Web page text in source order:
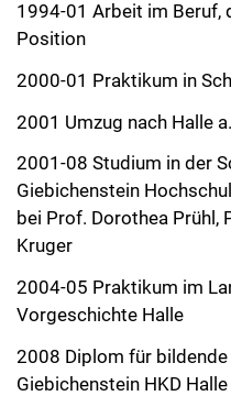
1994-01 Arbeit im Beruf,
Position
2000-01 Praktikum in
2001 Umzug nach Halle
2001-08 Studium in der
Giebichenstein
bei Prof. Dorothea Prühl,
Kruger
2004-05 Praktikum im
Vorgeschichte Halle
2008 Diplom für
Giebichenstein HKD Halle